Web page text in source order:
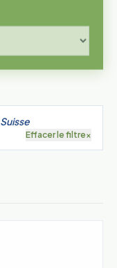
Suisse
Effacer le filtre×